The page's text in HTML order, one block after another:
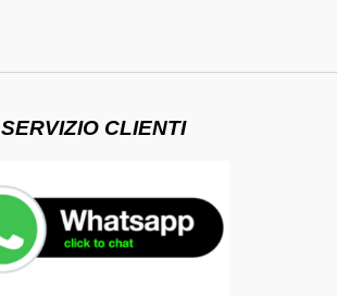
SERVIZIO CLIENTI